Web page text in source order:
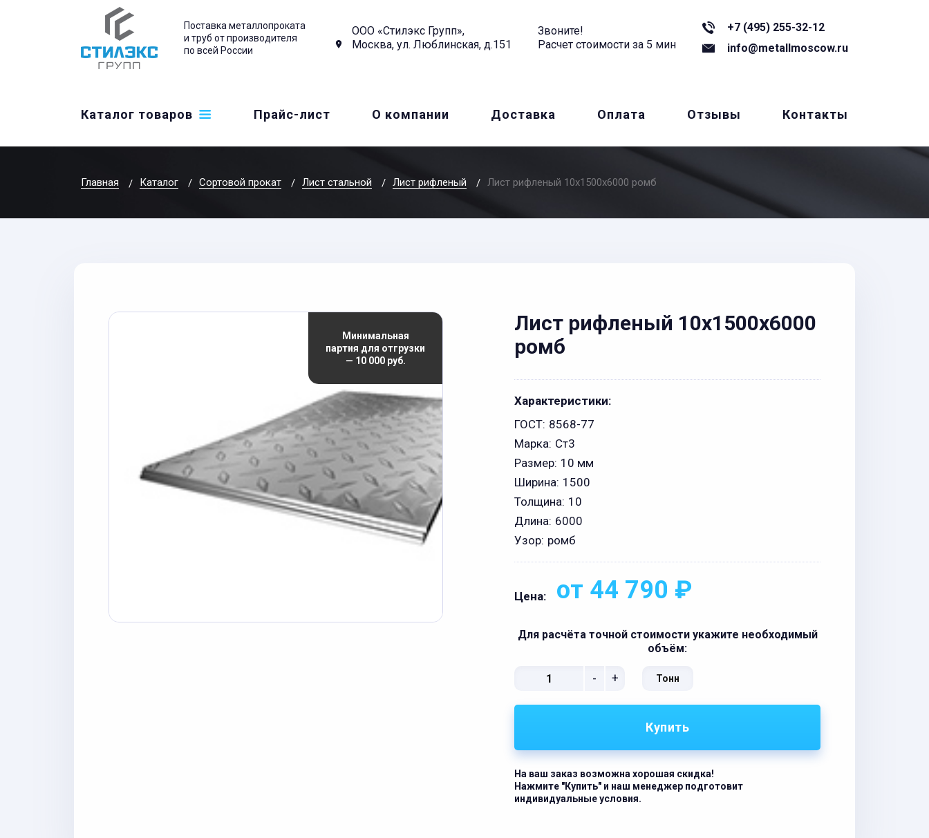
Поставка металлопроката
и труб от производителя
по всей России
ООО «Стилэкс Групп»,
Москва, ул. Люблинская, д.151
Звоните!
Расчет стоимости за 5 мин
+7 (495) 255-32-12
info@metallmoscow.ru
Каталог товаров Прайс-лист О компании Доставка Оплата Отзывы Контакты
Главная Каталог Сортовой прокат Лист стальной Лист рифленый Лист рифленый 10x1500x6000 ромб
Минимальная
партия для отгрузки
— 10 000 руб.
Лист рифленый 10x1500x6000
ромб
Характеристики:
ГОСТ: 8568-77
Марка: Ст3
Размер: 10 мм
Ширина: 1500
Толщина: 10
Длина: 6000
Узор: ромб
Цена: от 44 790 ₽
Для расчёта точной стоимости укажите необходимый
объём:
- + Тонн
Купить
На ваш заказ возможна хорошая скидка!
Нажмите "Купить" и наш менеджер подготовит
индивидуальные условия.